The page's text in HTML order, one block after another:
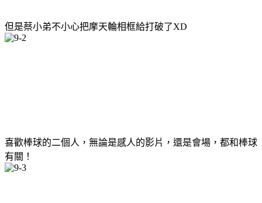
但是蔡小弟不小心把摩天輪相框給打破了XD
喜歡棒球的二個人，無論是感人的影片，還是會場，都和棒球
有關！